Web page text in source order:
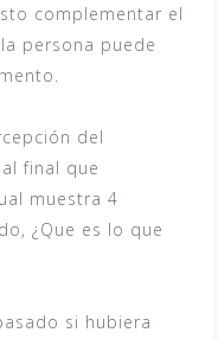
complementar el
persona puede
del
final que
muestra 4
¿Que es lo que
si hubiera